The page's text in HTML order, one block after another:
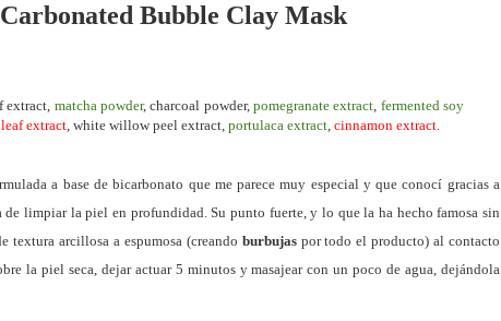
Bubble Clay Mask
extract, matcha powder, charcoal powder,pomegranate extract fermented soy
extract , white willow peel extract, portulaca extract cinnamon extract
a base de bicarbonato que me parece muy especial y que conocí gracias a
limpiar la piel en profundidad. Su punto fuerte, y lo que la ha hecho famosa sin
textura arcillosa a espumosa (creando burbujaspor todo el producto) al contacto
la piel seca, dejar actuar 5 minutos y masajear con un poco de agua, dejándola